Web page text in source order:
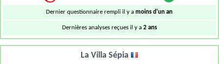
Dernier questionnaire rempli il y amoins d'un an
Dernières analyses reçues il y a 2 ans
La Villa Sépia